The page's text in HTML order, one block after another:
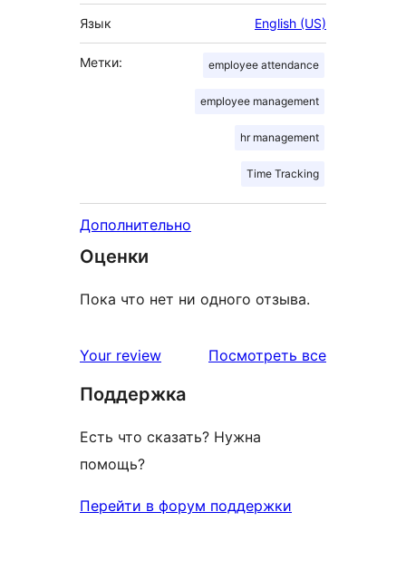
Язык English (US)
Метки: employee attendance
employee management
hr management
Time Tracking
Дополнительно
Оценки
Пока что нет ни одного отзыва.
Your review Посмотреть всеотзывы
Поддержка
Есть что сказать? Нужна
помощь?
Перейти в форум поддержки